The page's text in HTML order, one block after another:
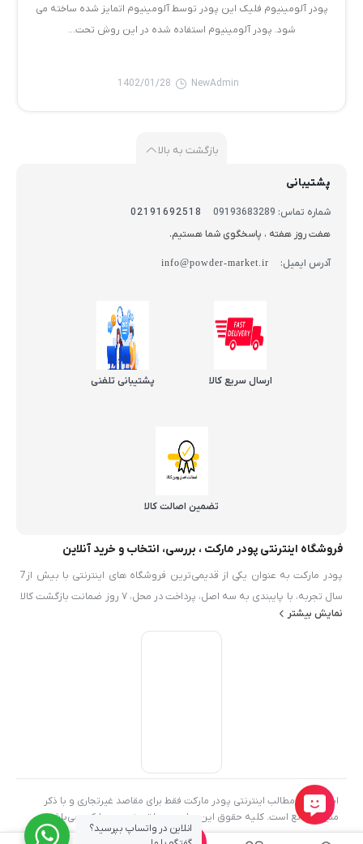
پودر آلومینیوم فلیک این پودر توسط آلومینیوم اتمایز شده ساخته می
شود. پودر آلومینیوم استفاده شده در این روش تحت...
NewAdmin
1402/01/28
بازگشت به بالا
پشتیبانی
شماره تماس: 09193683289
02191692518
هفت روز هفته ، پاسخگوی شما هستیم.
آدرس ایمیل: info@powder-market.ir
ارسال سریع کالا پشتیبانی تلفنی
تضمین اصالت کالا
فروشگاه اینترنتی پودر مارکت ، بررسی، انتخاب و خرید آنلاین
پودر مارکت به عنوان یکی از قدیمی‌ترین فروشگاه های اینترنتی با بیش از7
سال تجربه، با پایبندی به سه اصل، پرداخت در محل، ۷ روز ضمانت بازگشت کالا
و تضمین اصل‌بودن کالا موفق شده تا همگام با فروشگاه‌های معتبر ايران، به
بزرگ‌ترین فروشگاه اینترنتی ایران تبدیل شود. به محض ورود به سایت پودر
نمایش بیشتر
استفاده از مطالب اینترنتی پودر مارکت فقط برای مقاصد غیرتجاری و با ذکر
منبع بلامانع است. کلیه حقوق این سایت متعلق به پودر مارکت می‌باشد
انلاین در واتساپ بپرسید؟